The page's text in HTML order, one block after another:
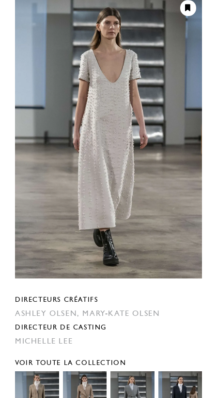
DIRECTEURS CRÉATIFS
ASHLEY OLSEN, MARY-KATE OLSEN
DIRECTEUR DE CASTING
MICHELLE LEE
VOIR TOUTE LA COLLECTION